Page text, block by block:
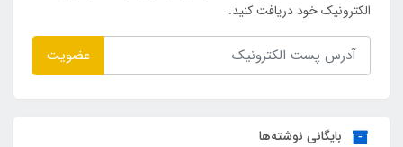
الکترونیک خود دریافت کنید.
عضویت
بایگانی نوشته‌ها